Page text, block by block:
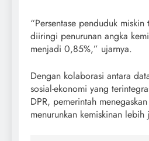
“Persentase penduduk
diiringi penurunan angka
menjadi 0,85%,” ujarnya.
Dengan kolaborasi antara
sosial-ekonomi yang
DPR, pemerintah
menurunkan kemiskinan lebih